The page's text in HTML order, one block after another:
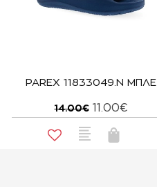
PAREX 11833049.N ΜΠΛΕ
14.00€ 11.00€